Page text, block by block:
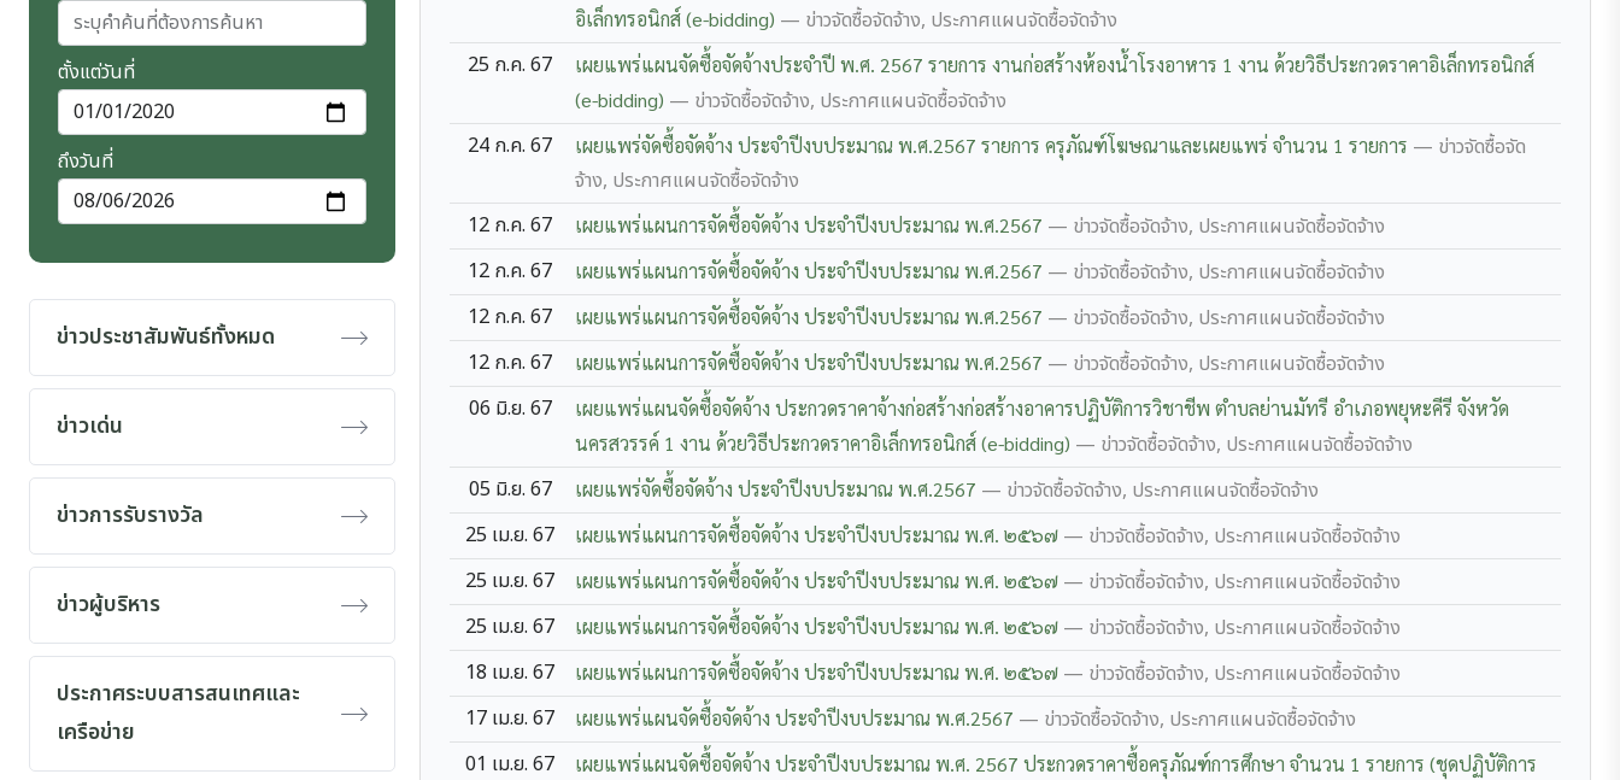
อิเล็กทรอนิกส์ (e-bidding) — ข่าวจัดซื้อจัดจ้าง, ประกาศแผนจัดซื้อจัดจ้าง
25 ก.ค. 67
เผยแพร่แผนจัดซื้อจัดจ้างประจำปี พ.ศ. 2567 รายการ งานก่อสร้างห้องน้ำโรงอาหาร 1 งาน ด้วยวิธีประกวดราคาอิเล็กทรอนิกส์
(e-bidding) — ข่าวจัดซื้อจัดจ้าง, ประกาศแผนจัดซื้อจัดจ้าง
24 ก.ค. 67
เผยแพร่จัดซื้อจัดจ้าง ประจำปีงบประมาณ พ.ศ.2567 รายการ ครุภัณฑ์โฆษณาและเผยแพร่ จำนวน 1 รายการ — ข่าวจัดซื้อจัด
จ้าง, ประกาศแผนจัดซื้อจัดจ้าง
12 ก.ค. 67
เผยแพร่แผนการจัดซื้อจัดจ้าง ประจำปีงบประมาณ พ.ศ.2567 — ข่าวจัดซื้อจัดจ้าง, ประกาศแผนจัดซื้อจัดจ้าง
12 ก.ค. 67
เผยแพร่แผนการจัดซื้อจัดจ้าง ประจำปีงบประมาณ พ.ศ.2567 — ข่าวจัดซื้อจัดจ้าง, ประกาศแผนจัดซื้อจัดจ้าง
12 ก.ค. 67
เผยแพร่แผนการจัดซื้อจัดจ้าง ประจำปีงบประมาณ พ.ศ.2567 — ข่าวจัดซื้อจัดจ้าง, ประกาศแผนจัดซื้อจัดจ้าง
12 ก.ค. 67
เผยแพร่แผนการจัดซื้อจัดจ้าง ประจำปีงบประมาณ พ.ศ.2567 — ข่าวจัดซื้อจัดจ้าง, ประกาศแผนจัดซื้อจัดจ้าง
06 มิ.ย. 67
เผยแพร่แผนจัดซื้อจัดจ้าง ประกวดราคาจ้างก่อสร้างก่อสร้างอาคารปฏิบัติการวิชาชีพ ตำบลย่านมัทรี อำเภอพยุหะคีรี จังหวัด
นครสวรรค์ 1 งาน ด้วยวิธีประกวดราคาอิเล็กทรอนิกส์ (e-bidding) — ข่าวจัดซื้อจัดจ้าง, ประกาศแผนจัดซื้อจัดจ้าง
05 มิ.ย. 67
เผยแพร่จัดซื้อจัดจ้าง ประจำปีงบประมาณ พ.ศ.2567 — ข่าวจัดซื้อจัดจ้าง, ประกาศแผนจัดซื้อจัดจ้าง
25 เม.ย. 67
เผยแพร่แผนการจัดซื้อจัดจ้าง ประจําปีงบประมาณ พ.ศ. ๒๕๖๗ — ข่าวจัดซื้อจัดจ้าง, ประกาศแผนจัดซื้อจัดจ้าง
25 เม.ย. 67
เผยแพร่แผนการจัดซื้อจัดจ้าง ประจําปีงบประมาณ พ.ศ. ๒๕๖๗ — ข่าวจัดซื้อจัดจ้าง, ประกาศแผนจัดซื้อจัดจ้าง
25 เม.ย. 67
เผยแพร่แผนการจัดซื้อจัดจ้าง ประจําปีงบประมาณ พ.ศ. ๒๕๖๗ — ข่าวจัดซื้อจัดจ้าง, ประกาศแผนจัดซื้อจัดจ้าง
18 เม.ย. 67
เผยแพร่แผนการจัดซื้อจัดจ้าง ประจําปีงบประมาณ พ.ศ. ๒๕๖๗ — ข่าวจัดซื้อจัดจ้าง, ประกาศแผนจัดซื้อจัดจ้าง
17 เม.ย. 67
เผยแพร่แผนจัดซื้อจัดจ้าง ประจำปีงบประมาณ พ.ศ.2567 — ข่าวจัดซื้อจัดจ้าง, ประกาศแผนจัดซื้อจัดจ้าง
01 เม.ย. 67
เผยแพร่แผนจัดซื้อจัดจ้าง ประจำปีงบประมาณ พ.ศ. 2567 ประกวดราคาซื้อครุภัณฑ์การศึกษา จำนวน 1 รายการ (ชุดปฏิบัติการ
ตั้งแต่วันที่
ถึงวันที่
ข่าวประชาสัมพันธ์ทั้งหมด
ข่าวเด่น
ข่าวการรับรางวัล
ข่าวผู้บริหาร
ประกาศระบบสารสนเทศและ
เครือข่าย